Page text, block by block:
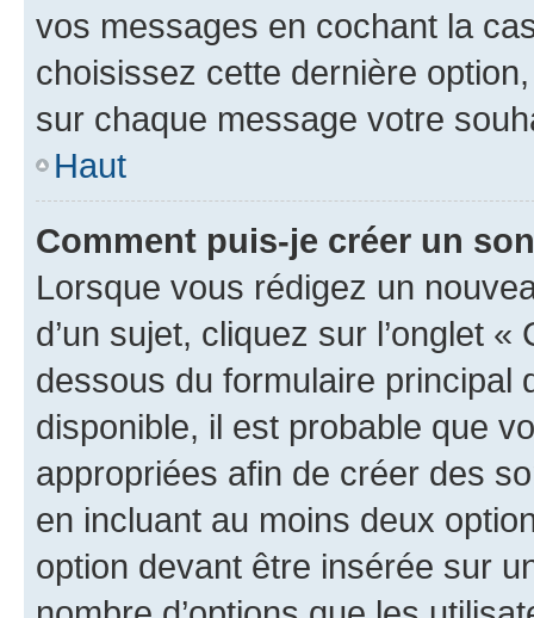
vos messages en cochant la
choisissez cette dernière
sur chaque message votre
Haut
Comment puis-je créer un
Lorsque vous rédigez un
d’un sujet, cliquez sur l’onglet
dessous du formulaire principal
disponible, il est probable que
appropriées afin de créer des
en incluant au moins deux
option devant être insérée sur